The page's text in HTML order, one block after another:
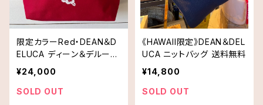
限定カラーRed・DEAN＆D
ELUCA ディーン＆デルーカ
レザーハンドルトートバッグ
¥24,000
SOLD OUT
《HAWAII限定》DEAN＆DEL
UCA ニットバッグ 送料無料
¥14,800
SOLD OUT